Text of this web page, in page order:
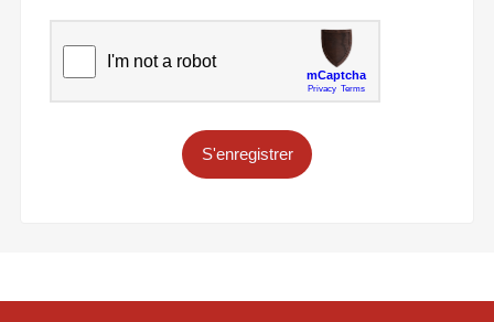
S'enregistrer